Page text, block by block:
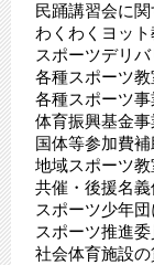
民踊講習会に関
わくわくヨッ
スポーツデリ
各種スポーツ
各種スポーツ
体育振興基金
国体等参加費
地域スポーツ
共催・後援名
スポーツ少年
スポーツ推進
社会体育施設